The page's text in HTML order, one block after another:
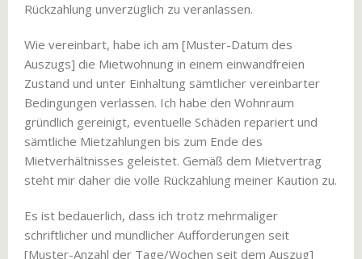
Rückzahlung unverzüglich zu veranlassen.
Wie vereinbart, habe ich am [Muster-Datum des
Auszugs] die Mietwohnung in einem einwandfreien
Zustand und unter Einhaltung sämtlicher vereinbarter
Bedingungen verlassen. Ich habe den Wohnraum
gründlich gereinigt, eventuelle Schäden repariert und
sämtliche Mietzahlungen bis zum Ende des
Mietverhältnisses geleistet. Gemäß dem Mietvertrag
steht mir daher die volle Rückzahlung meiner Kaution zu.
Es ist bedauerlich, dass ich trotz mehrmaliger
schriftlicher und mündlicher Aufforderungen seit
[Muster-Anzahl der Tage/Wochen seit dem Auszug]